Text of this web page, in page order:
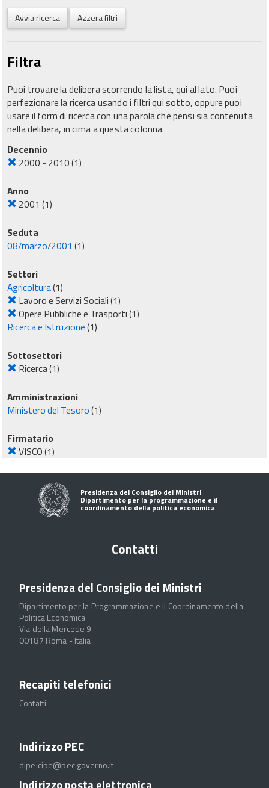
Avvia ricerca Azzera filtri
Filtra
Puoi trovare la delibera scorrendo la lista, qui al lato. Puoi
perfezionare la ricerca usando i filtri qui sotto, oppure puoi
usare il form di ricerca con una parola che pensi sia contenuta
nella delibera, in cima a questa colonna.
Decennio
2000 - 2010(1)
Anno
2001 (1)
Seduta
08/marzo/2001 (1)
Settori
Agricoltura(1)
Lavoro e Servizi Sociali(1)
Opere Pubbliche e Trasporti(1)
Ricerca e Istruzione(1)
Sottosettori
Ricerca(1)
Amministrazioni
Ministero del Tesoro(1)
Firmatario
VISCO(1)
Presidenza del Consiglio dei Ministri
Dipartimento per la programmazione e il
coordinamento della politica economica
Contatti
Presidenza del Consiglio dei Ministri
Dipartimento per la Programmazione e il Coordinamento della
Politica Economica
Via della Mercede 9
00187 Roma - Italia
Recapiti telefonici
Contatti
Indirizzo PEC
dipe.cipe@pec.governo.it